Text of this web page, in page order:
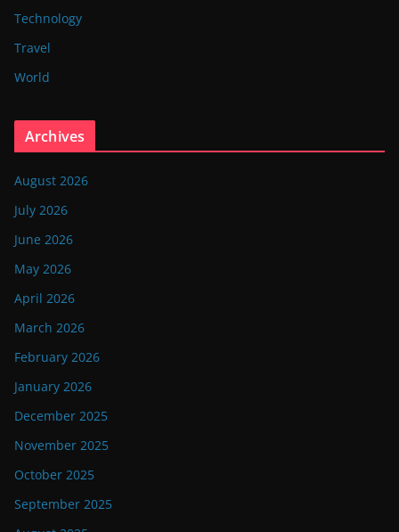
Technology
Travel
World
Archives
August 2026
July 2026
June 2026
May 2026
April 2026
March 2026
February 2026
January 2026
December 2025
November 2025
October 2025
September 2025